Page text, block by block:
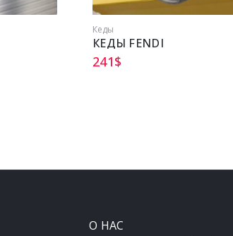
Кеды
КЕДЫ FENDI
241$
О НАС